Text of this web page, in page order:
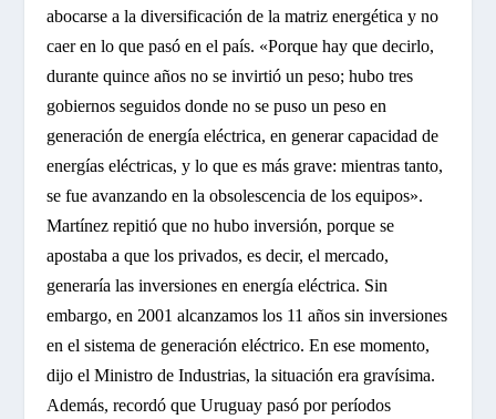
abocarse a la diversificación de la matriz energética y no
caer en lo que pasó en el país. «Porque hay que decirlo,
durante quince años no se invirtió un peso; hubo tres
gobiernos seguidos donde no se puso un peso en
generación de energía eléctrica, en generar capacidad de
energías eléctricas, y lo que es más grave: mientras tanto,
se fue avanzando en la obsolescencia de los equipos».
Martínez repitió que no hubo inversión, porque se
apostaba a que los privados, es decir, el mercado,
generaría las inversiones en energía eléctrica. Sin
embargo, en 2001 alcanzamos los 11 años sin inversiones
en el sistema de generación eléctrico. En ese momento,
dijo el Ministro de Industrias, la situación era gravísima.
Además, recordó que Uruguay pasó por períodos